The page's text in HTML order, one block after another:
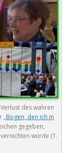
des wahren
„Bogen, den ich in
gegeben,
würde (1.